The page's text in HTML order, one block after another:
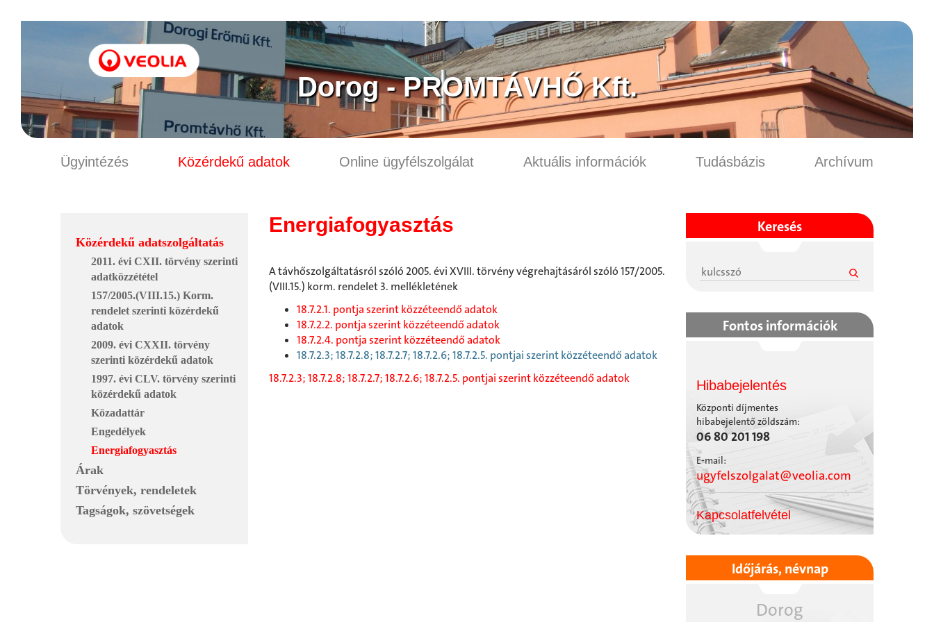
Dorog - PROMTÁVHŐ Kft.
Ügyintézés Közérdekű adatok Online ügyfélszolgálat Aktuális információk Tudásbázis Archívum
Közérdekű adatszolgáltatás
2011. évi CXII. törvény szerinti
adatközzététel
157/2005.(VIII.15.) Korm.
rendelet szerinti közérdekű
adatok
2009. évi CXXII. törvény
szerinti közérdekű adatok
1997. évi CLV. törvény szerinti
közérdekű adatok
Közadattár
Engedélyek
Energiafogyasztás
Árak
Törvények, rendeletek
Tagságok, szövetségek
Energiafogyasztás
A távhőszolgáltatásról szóló 2005. évi XVIII. törvény végrehajtásáról szóló 157/2005.
(VIII.15.) korm. rendelet 3. mellékletének
18.7.2.1. pontja szerint közzéteendő adatok
18.7.2.2. pontja szerint közzéteendő adatok
18.7.2.4. pontja szerint közzéteendő adatok
18.7.2.3; 18.7.2.8; 18.7.2.7; 18.7.2.6; 18.7.2.5. pontjai szerint közzéteendő adatok
18.7.2.3; 18.7.2.8; 18.7.2.7; 18.7.2.6; 18.7.2.5. pontjai szerint közzéteendő adatok
Keresés
Fontos információk
Hibabejelentés
Központi díjmentes
hibabejelentő zöldszám:
06 80 201 198
E-mail:
ugyfelszolgalat@veolia.com
Kapcsolatfelvétel
Időjárás, névnap
Dorog